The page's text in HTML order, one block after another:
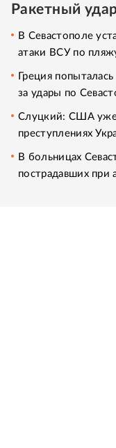
Ракетный
В Севастополе
атаки ВСУ по
Греция
за удары по
Слуцкий: США уже
преступлениях
В больницах
пострадавших при